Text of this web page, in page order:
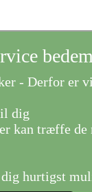
- Derfor er
dig
kan træffe de
hurtigst